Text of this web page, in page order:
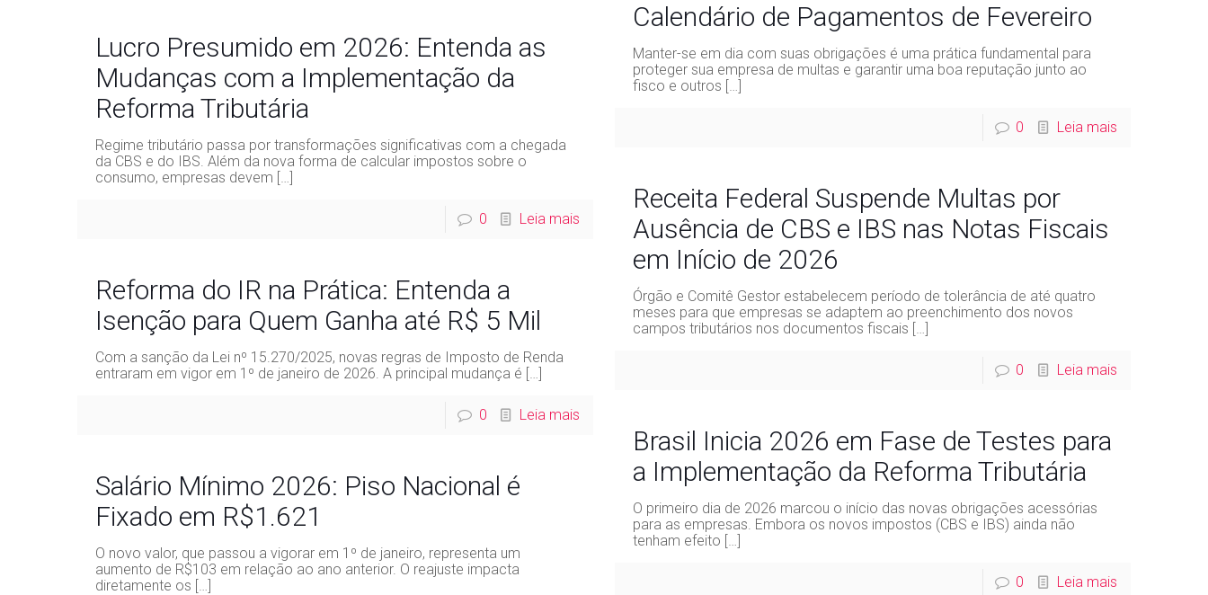
Calendário de Pagamentos de Fevereiro
Manter-se em dia com suas obrigações é uma prática fundamental para
proteger sua empresa de multas e garantir uma boa reputação junto ao
fisco e outros […]
0 Leia mais
Lucro Presumido em 2026: Entenda as
Mudanças com a Implementação da
Reforma Tributária
Regime tributário passa por transformações significativas com a chegada
da CBS e do IBS. Além da nova forma de calcular impostos sobre o
consumo, empresas devem […]
0 Leia mais
Receita Federal Suspende Multas por
Ausência de CBS e IBS nas Notas Fiscais
em Início de 2026
Órgão e Comitê Gestor estabelecem período de tolerância de até quatro
meses para que empresas se adaptem ao preenchimento dos novos
campos tributários nos documentos fiscais […]
0 Leia mais
Reforma do IR na Prática: Entenda a
Isenção para Quem Ganha até R$ 5 Mil
Com a sanção da Lei nº 15.270/2025, novas regras de Imposto de Renda
entraram em vigor em 1º de janeiro de 2026. A principal mudança é […]
0 Leia mais
Brasil Inicia 2026 em Fase de Testes para
a Implementação da Reforma Tributária
O primeiro dia de 2026 marcou o início das novas obrigações acessórias
para as empresas. Embora os novos impostos (CBS e IBS) ainda não
tenham efeito […]
0 Leia mais
Salário Mínimo 2026: Piso Nacional é
Fixado em R$1.621
O novo valor, que passou a vigorar em 1º de janeiro, representa um
aumento de R$103 em relação ao ano anterior. O reajuste impacta
diretamente os […]